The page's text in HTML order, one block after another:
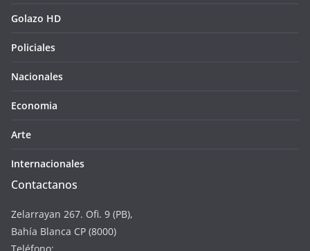
Golazo HD
Policiales
Nacionales
Economia
Arte
Internacionales
Contactanos
Zelarrayan 267. Ofi. 9 (PB),
Bahía Blanca CP (8000)